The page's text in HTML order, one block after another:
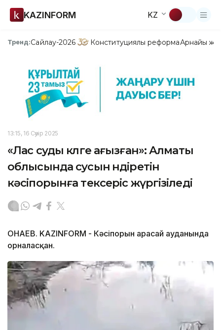
KAZINFORM KZ
Тренд:Сайлау-2026 Конституциялық реформаАрнайы
13:15, 16 Сәуір 2025
«Лас суды көлге ағызған»: Алматы
облысында сусын өндіретін
кәсіпорынға тексеріс жүргізіледі
ҚОНАЕВ. KAZINFORM - Кәсіпорын Қарасай ауданында
орналасқан.